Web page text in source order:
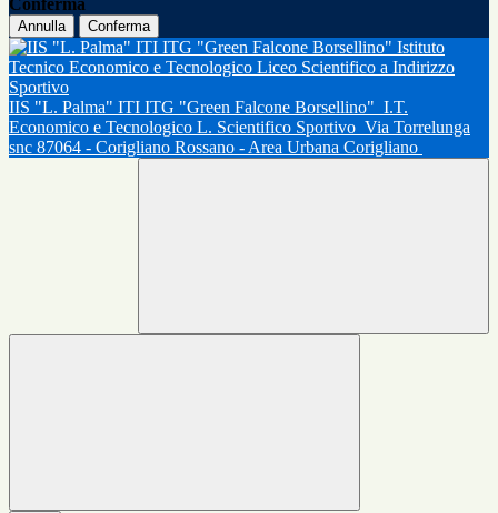
Conferma
Annulla Conferma
IIS "L. Palma" ITI ITG "Green Falcone Borsellino" I.T.
Economico e Tecnologico L. Scientifico Sportivo Via Torrelunga
snc 87064 - Corigliano Rossano - Area Urbana Corigliano